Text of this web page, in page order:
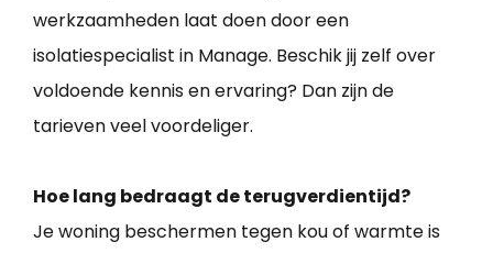
werkzaamheden laat doen door een
isolatiespecialist in Manage. Beschik jij zelf over
voldoende kennis en ervaring? Dan zijn de
tarieven veel voordeliger.
Hoe lang bedraagt de terugverdientijd?
Je woning beschermen tegen kou of warmte is